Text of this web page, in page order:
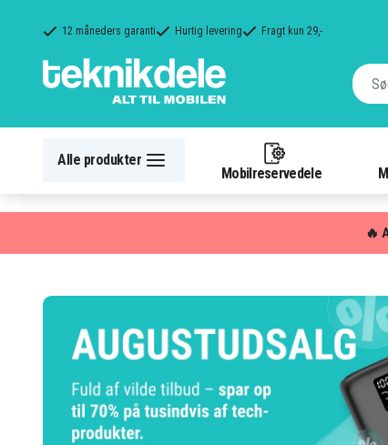
12 måneders garanti Hurtig levering Fragt kun 29,-
Alle produkter
Mobilreservedele
🔥